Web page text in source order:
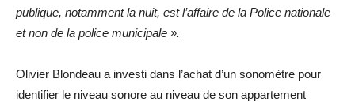
publique, notamment la nuit, est l’affaire de la Police nationale
et non de la police municipale ».
Olivier Blondeau a investi dans l’achat d’un sonomètre pour
identifier le niveau sonore au niveau de son appartement